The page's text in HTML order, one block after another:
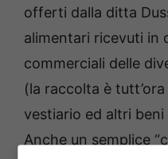
offerti dalla ditta
alimentari ricevuti in
commerciali delle
(la raccolta è
vestiario ed altri
Anche un semplice